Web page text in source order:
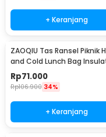
+ Keranjang
ZAOQIU Tas Ransel Piknik
and Cold Lunch Bag
Backpack - YY29
Rp71.000
Rp106.900 34%
+ Keranjang